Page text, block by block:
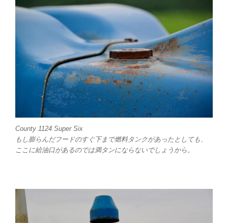
County 1124 Super Six
もし膨らんだフードのすぐ下まで燃料タンクがあったとしても、
ここに給油口があるのでは満タンにならないでしょうから。